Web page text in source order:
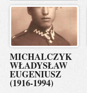
MICHALCZYK
WŁADYSŁAW
EUGENIUSZ
(1916-1994)